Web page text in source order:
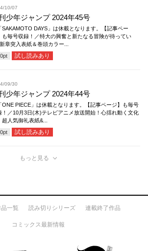
10/07
少年ジャンプ 2024年45号
DAYS」は休載となります。【記事ペー
も毎号収録！／特大の興奮と新たなる冒険が待ってい
章突入表紙＆巻頭カラー...
pt 試し読みあり
09/30
少年ジャンプ 2024年44号
PIECE」は休載となります。【記事ページ】も毎号
！／10月3日(木)テレビアニメ放送開始！心揺れ動く文化
超人気御礼表紙&...
pt 試し読みあり
もっと見る
一覧 読み切りシリーズ 連載終了作品
コミックス最新情報